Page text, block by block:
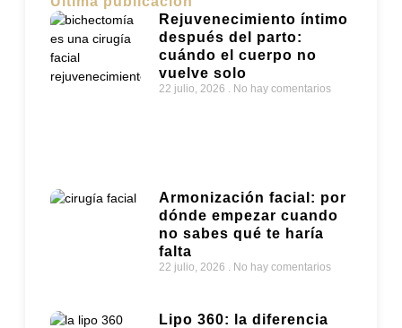
Rejuvenecimiento íntimo
después del parto:
cuándo el cuerpo no
vuelve solo
22 julio, 2026 No hay comentarios
Armonización facial: por
dónde empezar cuando
no sabes qué te haría
falta
22 julio, 2026 No hay comentarios
Lipo 360: la diferencia